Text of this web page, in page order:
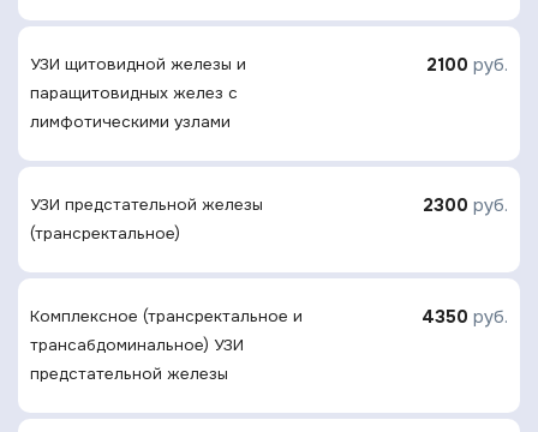
УЗИ щитовидной железы и
паращитовидных желез с
лимфотическими узлами
2100 руб.
УЗИ предстательной железы
(трансректальное)
2300 руб.
Комплексное (трансректальное и
трансабдоминальное) УЗИ
предстательной железы
4350 руб.